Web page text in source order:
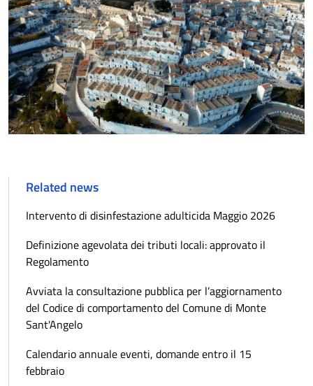
Related news
Intervento di disinfestazione adulticida Maggio 2026
Definizione agevolata dei tributi locali: approvato il
Regolamento
Avviata la consultazione pubblica per l’aggiornamento
del Codice di comportamento del Comune di Monte
Sant'Angelo
Calendario annuale eventi, domande entro il 15
febbraio